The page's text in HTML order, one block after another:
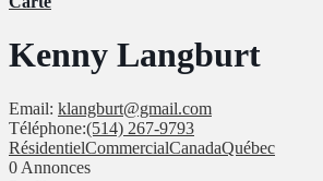
Kenny Langburt
Email: klangburt@gmail.com
Téléphone:(514) 267-9793
RésidentielCommercialCanadaQuébec
0 Annonces